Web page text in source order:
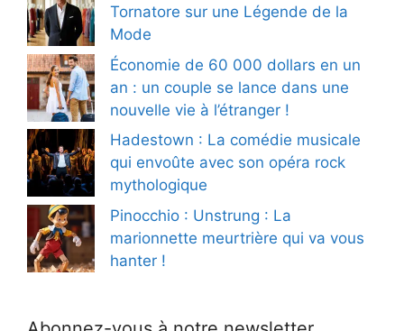
Tornatore sur une Légende de la
Mode
Économie de 60 000 dollars en un
an : un couple se lance dans une
nouvelle vie à l’étranger !
Hadestown : La comédie musicale
qui envoûte avec son opéra rock
mythologique
Pinocchio : Unstrung : La
marionnette meurtrière qui va vous
hanter !